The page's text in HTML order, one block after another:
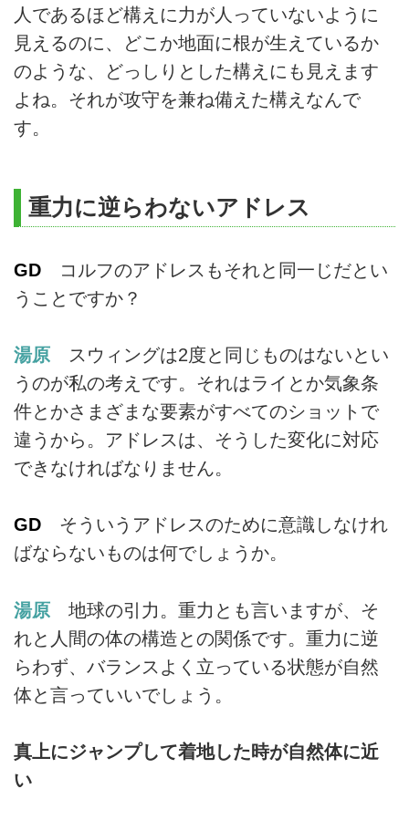
人であるほど構えに力が人っていないように
見えるのに、どこか地面に根が生えているか
のような、どっしりとした構えにも見えます
よね。それが攻守を兼ね備えた構えなんで
す。
重力に逆らわないアドレス
GD コルフのアドレスもそれと同一じだとい
うことですか？
湯原 スウィングは2度と同じものはないとい
うのが私の考えです。それはライとか気象条
件とかさまざまな要素がすべてのショットで
違うから。アドレスは、そうした変化に対応
できなければなりません。
GD そういうアドレスのために意識しなけれ
ばならないものは何でしょうか。
湯原 地球の引力。重力とも言いますが、そ
れと人間の体の構造との関係です。重力に逆
らわず、バランスよく立っている状態が自然
体と言っていいでしょう。
真上にジャンプして着地した時が自然体に近
い